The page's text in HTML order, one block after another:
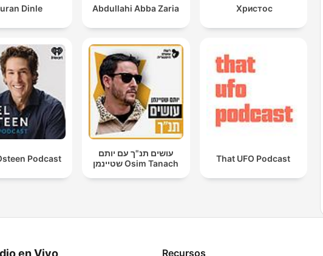
Dinle Abdullahi Abba Zaria Христос
Podcast
עושים תנ"ך עם יותם
שטיינמן Osim Tanach
That UFO Podcast
en Vivo Recursos